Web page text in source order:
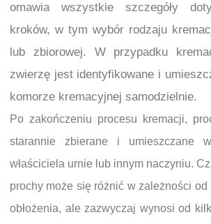
omawia wszystkie szczegóły
kroków, w tym wybór rodzaju
lub zbiorowej. W przypadku
zwierzę jest identyfikowane i
komorze kremacyjnej samodzielnie.
Po zakończeniu procesu kremacji,
starannie zbierane i umieszczane
właściciela urnie lub innym naczyniu.
prochy może się różnić w zależności
obłożenia, ale zazwyczaj wynosi od